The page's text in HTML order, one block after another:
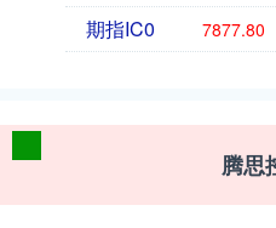
期指IC0 7877.80
腾思